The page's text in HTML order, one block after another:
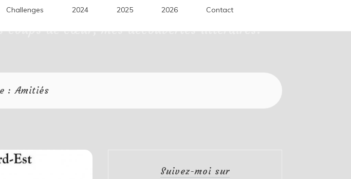
coups de cœur, mes découvertes littéraires.
Challenges 2024 2025 2026 Contact
:Amitiés
Suivez-moi sur